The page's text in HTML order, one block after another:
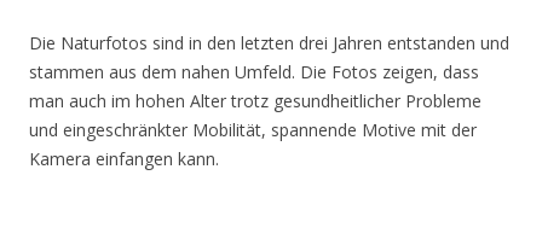
Die Naturfotos sind in den letzten drei Jahren entstanden und
stammen aus dem nahen Umfeld. Die Fotos zeigen, dass
man auch im hohen Alter trotz gesundheitlicher Probleme
und eingeschränkter Mobilität, spannende Motive mit der
Kamera einfangen kann.